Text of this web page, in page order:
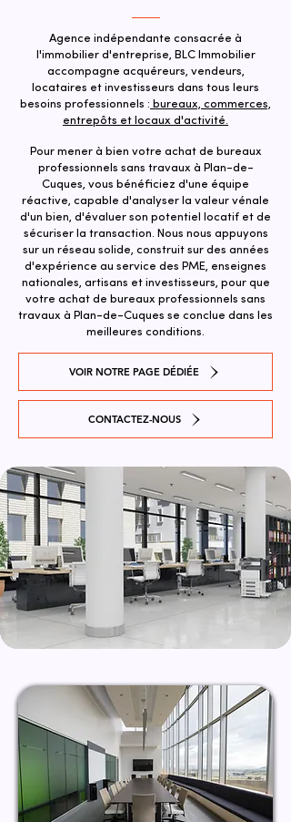
Agence indépendante consacrée à
l'immobilier d'entreprise, BLC Immobilier
accompagne acquéreurs, vendeurs,
locataires et investisseurs dans tous leurs
besoins professionnels : bureaux, commerces,
entrepôts et locaux d'activité.
Pour mener à bien votre achat de bureaux
professionnels sans travaux à Plan-de-
Cuques, vous bénéficiez d'une équipe
réactive, capable d'analyser la valeur vénale
d'un bien, d'évaluer son potentiel locatif et de
sécuriser la transaction. ​Nous nous appuyons
sur un réseau solide, construit sur des années
d'expérience au service des PME, enseignes
nationales, artisans et investisseurs, pour que
votre achat de bureaux professionnels sans
travaux à Plan-de-Cuques se conclue dans les
meilleures conditions.
VOIR NOTRE PAGE DÉDIÉE
CONTACTEZ-NOUS